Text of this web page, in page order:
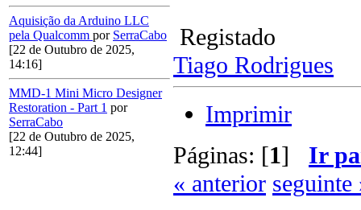
Aquisição da Arduino LLC
pela Qualcomm por SerraCabo
[22 de Outubro de 2025,
14:16]
MMD-1 Mini Micro Designer
Restoration - Part 1 por
SerraCabo
[22 de Outubro de 2025,
12:44]
Registado
Tiago Rodrigues
Imprimir
Páginas: [1] Ir
« anterior seguinte